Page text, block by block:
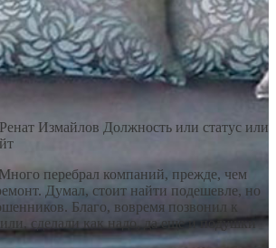
Ренат Измайлов Должность или статус или
перебрал компаний, прежде, чем
Думал, стоит найти подешевле, но
Благо, вовремя позвонил к
сделали как надо, да еще и подушки